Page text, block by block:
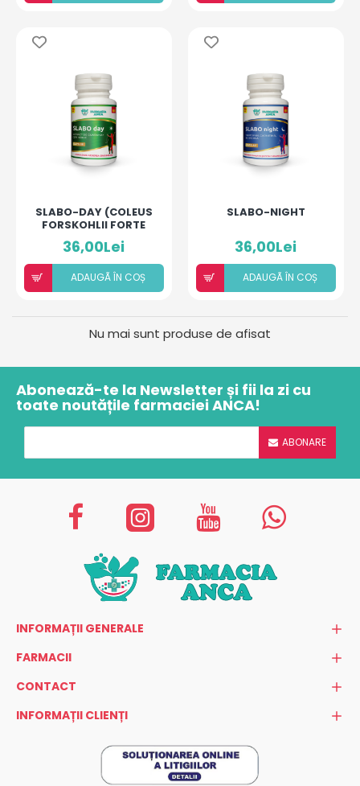
SLABO-DAY (COLEUS
FORSKOHLII FORTE
40MG)
36,00Lei
ADAUGÃ ÎN COȘ
SLABO-NIGHT
36,00Lei
ADAUGÃ ÎN COȘ
Nu mai sunt produse de afisat
Abonează-te la Newsletter și fii la zi cu
toate noutățile farmaciei ANCA!
ABONARE
INFORMAȚII GENERALE
FARMACII
CONTACT
INFORMAȚII CLIENȚI